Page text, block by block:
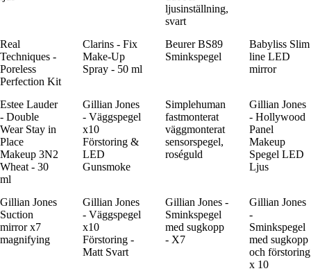
ljusinställning,
svart
Real
Techniques -
Poreless
Perfection Kit
Clarins - Fix
Make-Up
Spray - 50 ml
Beurer BS89
Sminkspegel
Babyliss Slim
line LED
mirror
Estee Lauder
- Double
Wear Stay in
Place
Makeup 3N2
Wheat - 30
ml
Gillian Jones
- Väggspegel
x10
Förstoring &
LED
Gunsmoke
Simplehuman
fastmonterat
väggmonterat
sensorspegel,
roséguld
Gillian Jones
- Hollywood
Panel
Makeup
Spegel LED
Ljus
Gillian Jones
Suction
mirror x7
magnifying
Gillian Jones
- Väggspegel
x10
Förstoring -
Matt Svart
Gillian Jones -
Sminkspegel
med sugkopp
- X7
Gillian Jones
-
Sminkspegel
med sugkopp
och förstoring
x 10